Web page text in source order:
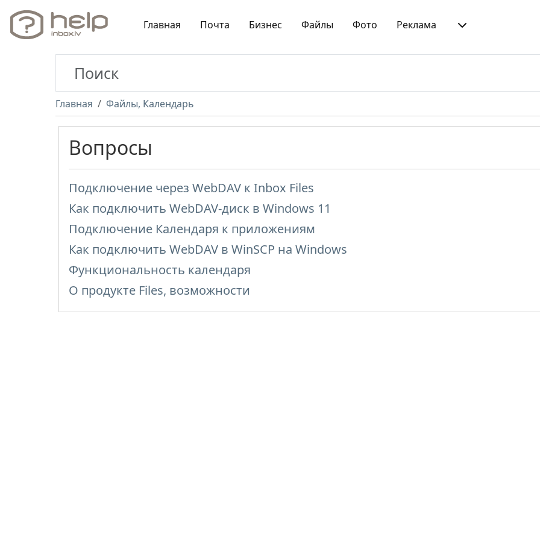
Главная Почта Бизнес Файлы Фото Реклама
Главная Файлы, Календарь
Вопросы
Подключение через WebDAV к Inbox Files
Как подключить WebDAV-диск в Windows 11
Подключение Календаря к приложениям
Как подключить WebDAV в WinSCP на Windows
Функциональность календаря
О продукте Files, возможности